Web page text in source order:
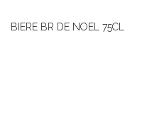
BIERE BR DE NOEL 75CL